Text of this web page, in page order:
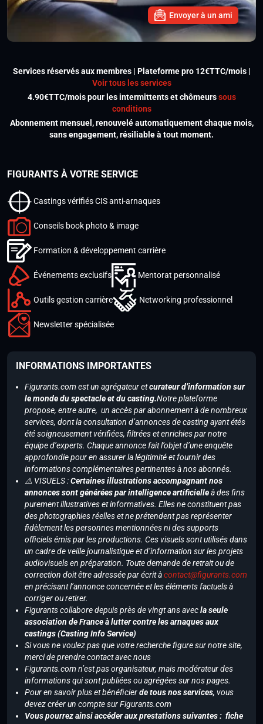
Envoyer à un ami
Services réservés aux membres | Plateforme pro 12€TTC/mois |
Voir tous les services
4.90€TTC/mois pour les intermittents et chômeurssous
conditions
Abonnement mensuel, renouvelé automatiquement chaque mois,
sans engagement, résiliable à tout moment.
FIGURANTS À VOTRE SERVICE
Castings vérifiés CIS anti-arnaques
Conseils book photo & image
Formation & développement carrière
Événements exclusifs Mentorat personnalisé
Outils gestion carrière Networking professionnel
Newsletter spécialisée
INFORMATIONS IMPORTANTES
Figurants.com est un agrégateur etcurateur d’information sur
le monde du spectacle et du casting.Notre plateforme
propose, entre autre, un accès par abonnement à de nombreux
services, dont la consultation d’annonces de casting ayant étés
été soigneusement vérifiées, filtrées et enrichies par notre
équipe d’experts. Chaque annonce fait l’objet d’une enquête
approfondie pour en assurer la légitimité et fournir des
informations complémentaires pertinentes à nos abonnés.
⚠️ VISUELS :Certaines illustrations accompagnant nos
annonces sont générées par intelligence artificielleà des fins
purement illustratives et informatives. Elles ne constituent pas
des photographies réelles et ne prétendent pas représenter
fidèlement les personnes mentionnées ni des supports
officiels émis par les productions. Ces visuels sont utilisés dans
un cadre de veille journalistique et d’information sur les projets
audiovisuels en préparation. Toute demande de retrait ou de
correction doit être adressée par écrit àcontact@figurants.com
en précisant l’annonce concernée et les éléments factuels à
corriger ou retirer.
Figurants collabore depuis près de vingt ans avecla seule
association de France à lutter contre les arnaques aux
castings (Casting Info Service)
Si vous ne voulez pas que votre recherche figure sur notre site,
merci de prendre contact avec nous
Figurants.com n’est pas organisateur, mais modérateur des
informations qui sont publiées ou agrégées sur nos pages.
Pour en savoir plus et bénéficierde tous nos services, vous
devez créer un compte sur Figurants.com
Vous pourrez ainsi accéder aux prestations suivantes : fiche